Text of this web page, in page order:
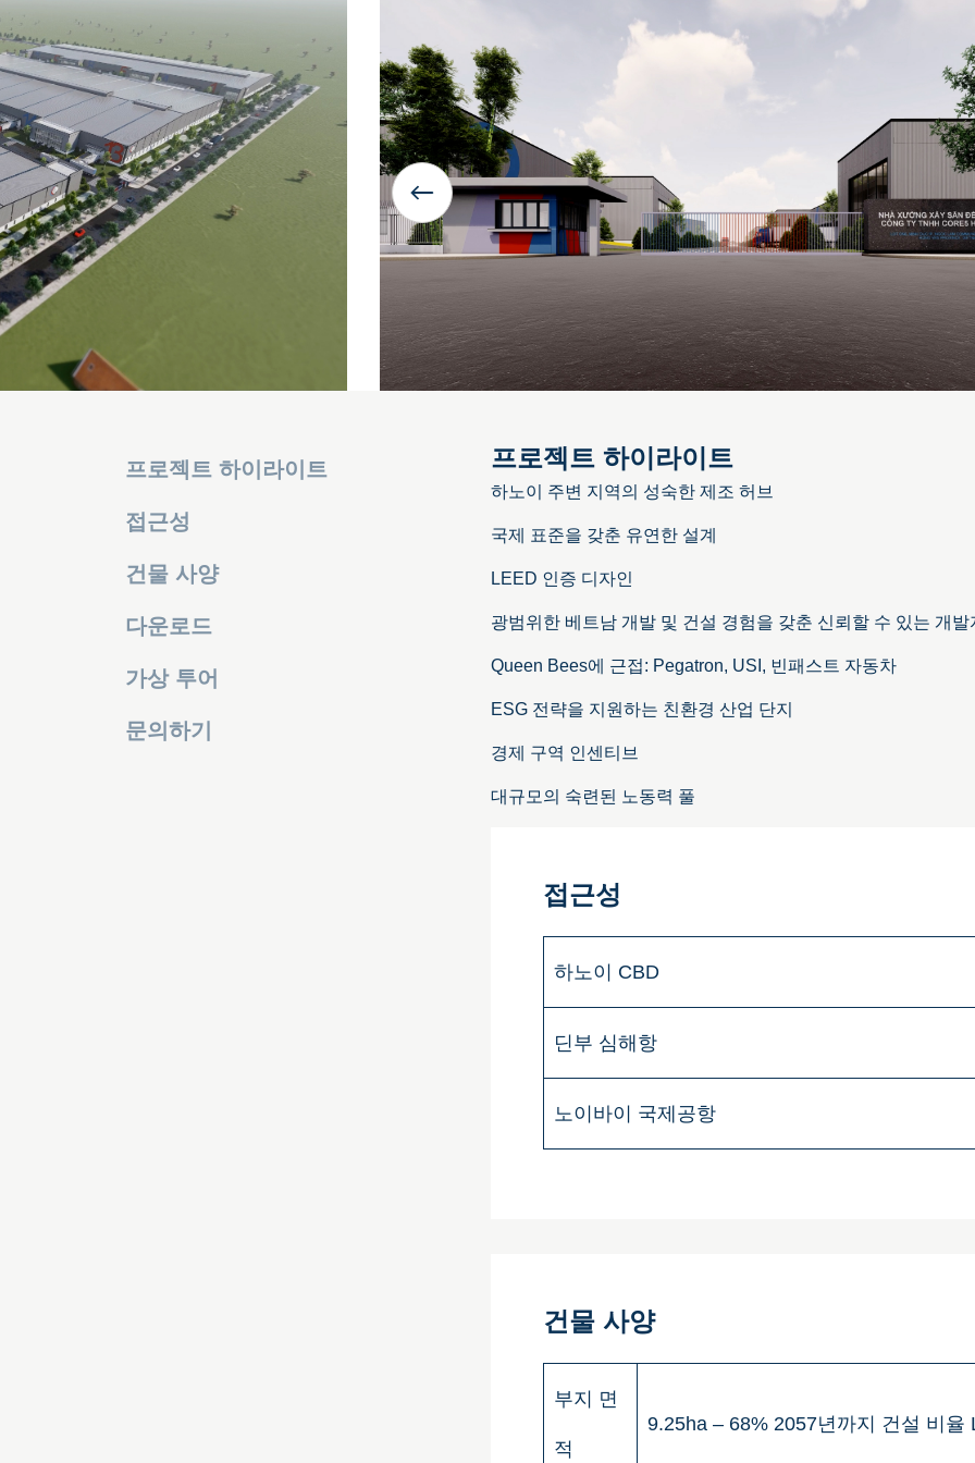
프로젝트 하이라이트
접근성
건물 사양
다운로드
가상 투어
문의하기
프로젝트 하이라이트
하노이 주변 지역의 성숙한 제조 허브
국제 표준을 갖춘 유연한 설계
LEED 인증 디자인
광범위한 베트남 개발 및 건설 경험을 갖춘 신뢰할 수 있는 개발
Queen Bees에 근접: Pegatron, USI, 빈패스트 자동차
ESG 전략을 지원하는 친환경 산업 단지
경제 구역 인센티브
대규모의 숙련된 노동력 풀
접근성
하노이 CBD
딘부 심해항
노이바이 국제공항
건물 사양
부지 면
적
9.25ha – 68% 2057년까지 건설 비율